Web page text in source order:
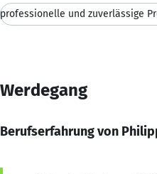
professionelle und zuverlässige
Werdegang
Berufserfahrung von